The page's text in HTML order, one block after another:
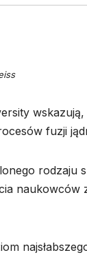
wskazują,
fuzji
rodzaju
naukowców